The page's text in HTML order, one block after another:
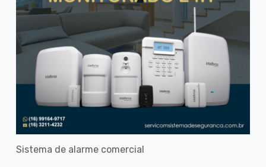
Sistema de alarme comercial